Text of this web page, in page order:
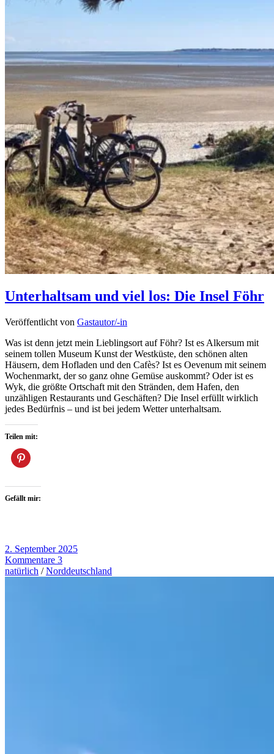
Unterhaltsam und viel los: Die Insel Föhr
Veröffentlicht von Gastautor/-in
Was ist denn jetzt mein Lieblingsort auf Föhr? Ist es Alkersum mit
seinem tollen Museum Kunst der Westküste, den schönen alten
Häusern, dem Hofladen und den Cafès? Ist es Oevenum mit seinem
Wochenmarkt, der so ganz ohne Gemüse auskommt? Oder ist es
Wyk, die größte Ortschaft mit den Stränden, dem Hafen, den
unzähligen Restaurants und Geschäften? Die Insel erfüllt wirklich
jedes Bedürfnis – und ist bei jedem Wetter unterhaltsam.
Teilen mit:
Gefällt mir:
2. September 2025
Kommentare 3
natürlich /Norddeutschland